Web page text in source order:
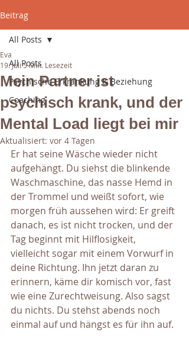
Beitrag
All Posts
Psychische Erkrankung & Beziehung
Coaching
All Posts
Mein Partner ist
psychisch krank, und der
Mental Load liegt bei mir
Eva
19. Juli 5 Min. Lesezeit
Aktualisiert: vor 4 Tagen
Er hat seine Wäsche wieder nicht
aufgehängt. Du siehst die blinkende
Waschmaschine, das nasse Hemd in
der Trommel und weißt sofort, wie
morgen früh aussehen wird: Er greift
danach, es ist nicht trocken, und der
Tag beginnt mit Hilflosigkeit,
vielleicht sogar mit einem Vorwurf in
deine Richtung. Ihn jetzt daran zu
erinnern, käme dir komisch vor, fast
wie eine Zurechtweisung. Also sagst
du nichts. Du stehst abends noch
einmal auf und hängst es für ihn auf.